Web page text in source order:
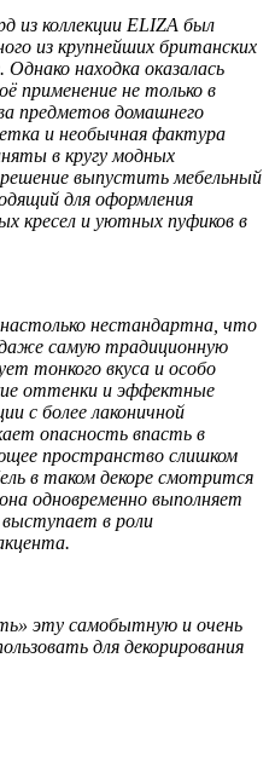
коллекции ELIZA был
из крупнейших британских
находка оказалась
применение не только в
предметов домашнего
и необычная фактура
в кругу модных
решение выпустить мебельный
для оформления
кресел и уютных пуфиков в
нестандартна, что
самую традиционную
тонкого вкуса и особо
оттенки и эффектные
с более лаконичной
опасность впасть в
пространство слишком
в таком декоре смотрится
одновременно выполняет
в роли
эту самобытную и очень
для декорирования